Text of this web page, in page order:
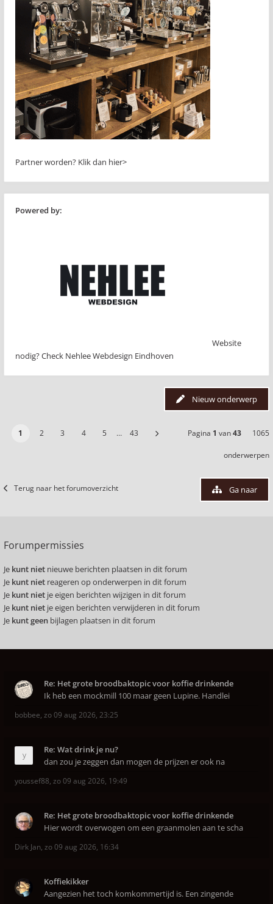
Partner worden? Klik dan hier>
Powered by:
Website
nodig? Check Nehlee Webdesign Eindhoven
Nieuw onderwerp
1 2 3 4 5 … 43 Pagina 1 van43 1065
onderwerpen
Terug naar het forumoverzicht Ga naar
Forumpermissies
Je kunt niet nieuwe berichten plaatsen in dit forum
Je kunt niet reageren op onderwerpen in dit forum
Je kunt niet je eigen berichten wijzigen in dit forum
Je kunt niet je eigen berichten verwijderen in dit forum
Je kunt geen bijlagen plaatsen in dit forum
Re: Het grote broodbaktopic voor koffie drinkende
Ik heb een mockmill 100 maar geen Lupine. Handlei
bobbee, zo 09 aug 2026, 23:25
Re: Wat drink je nu?
dan zou je zeggen dan mogen de prijzen er ook na
youssef88, zo 09 aug 2026, 19:49
Re: Het grote broodbaktopic voor koffie drinkende
Hier wordt overwogen om een graanmolen aan te scha
Dirk Jan, zo 09 aug 2026, 16:34
Koffiekikker
Aangezien het toch komkommertijd is. Een zingende